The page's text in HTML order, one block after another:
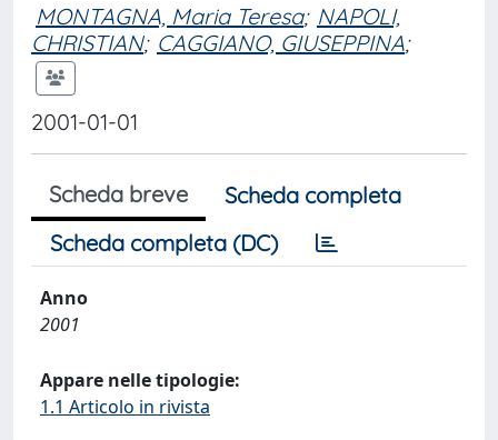
MONTAGNA, Maria Teresa; NAPOLI,
CHRISTIAN; CAGGIANO, GIUSEPPINA;
2001-01-01
Scheda breve
Scheda completa
Scheda completa (DC)
Anno
2001
Appare nelle tipologie:
1.1 Articolo in rivista